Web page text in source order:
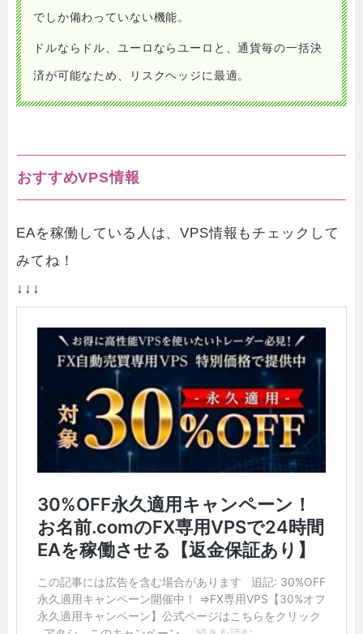
でしか備わっていない機能。
ドルならドル、ユーロならユーロと、通貨毎の一括決
済が可能なため、リスクヘッジに最適。
おすすめVPS情報
EAを稼働している人は、VPS情報もチェックして
みてね！
↓↓↓